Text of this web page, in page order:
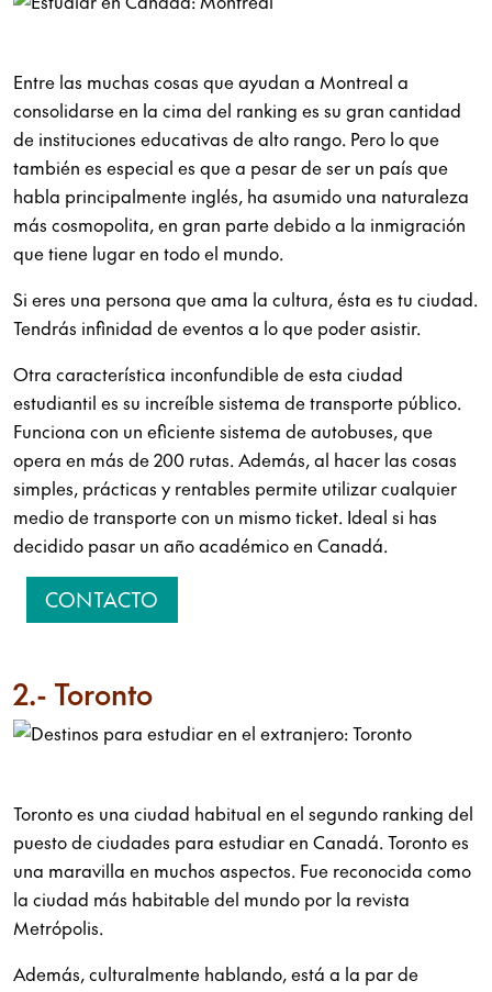
Entre las muchas cosas que ayudan a Montreal a
consolidarse en la cima del ranking es su gran cantidad
de instituciones educativas de alto rango. Pero lo que
también es especial es que a pesar de ser un país que
habla principalmente inglés, ha asumido una naturaleza
más cosmopolita, en gran parte debido a la inmigración
que tiene lugar en todo el mundo.
Si eres una persona que ama la cultura, ésta es tu ciudad.
Tendrás infinidad de eventos a lo que poder asistir.
Otra característica inconfundible de esta ciudad
estudiantil es su increíble sistema de transporte público.
Funciona con un eficiente sistema de autobuses, que
opera en más de 200 rutas. Además, al hacer las cosas
simples, prácticas y rentables permite utilizar cualquier
medio de transporte con un mismo ticket. Ideal si has
decidido pasar un año académico en Canadá.
CONTACTO
2.- Toronto
Toronto es una ciudad habitual en el segundo ranking del
puesto de ciudades para estudiar en Canadá. Toronto es
una maravilla en muchos aspectos. Fue reconocida como
la ciudad más habitable del mundo por la revista
Metrópolis.
Además, culturalmente hablando, está a la par de